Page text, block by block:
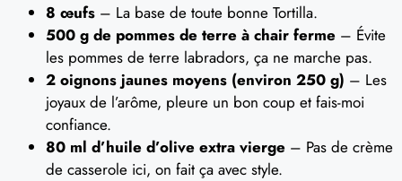
8 œufs – La base de toute bonne Tortilla.
500 g de pommes de terre à chair ferme – Évite
les pommes de terre labradors, ça ne marche pas.
2 oignons jaunes moyens (environ 250 g) – Les
joyaux de l’arôme, pleure un bon coup et fais-moi
confiance.
80 ml d’huile d’olive extra vierge – Pas de crème
de casserole ici, on fait ça avec style.